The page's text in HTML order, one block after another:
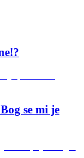
se mi je